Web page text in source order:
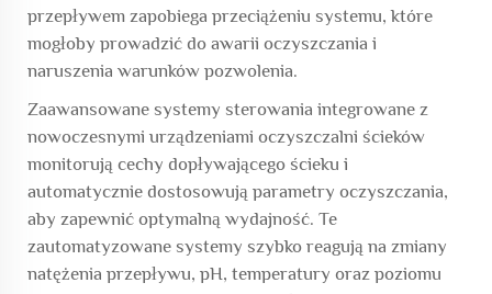
przepływem zapobiega przeciążeniu systemu, które
mogłoby prowadzić do awarii oczyszczania i
naruszenia warunków pozwolenia.
Zaawansowane systemy sterowania integrowane z
nowoczesnymi urządzeniami oczyszczalni ścieków
monitorują cechy dopływającego ścieku i
automatycznie dostosowują parametry oczyszczania,
aby zapewnić optymalną wydajność. Te
zautomatyzowane systemy szybko reagują na zmiany
natężenia przepływu, pH, temperatury oraz poziomu